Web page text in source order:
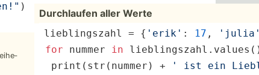
)
Durchl­aufen aller Werte
liebli­ngszahl = { 'erik' : 17 ,
for nummer in
­pri­nt(­ str ­(nu­mmer) + ' ist ein